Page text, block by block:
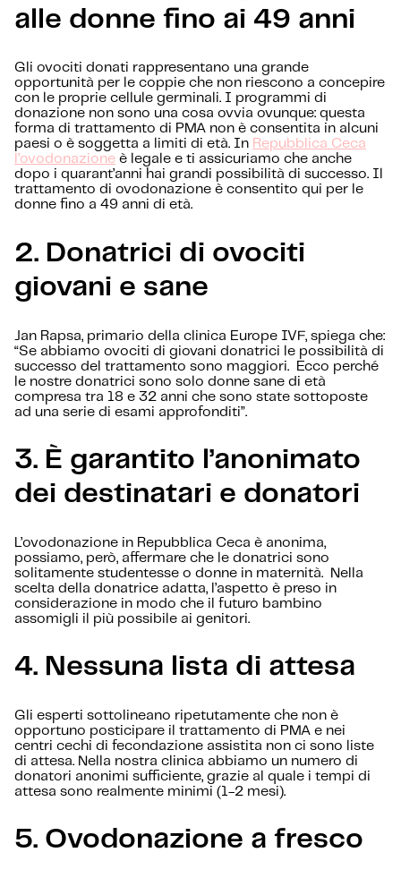
alle donne fino ai 49 anni
Gli ovociti donati rappresentano una grande
opportunità per le coppie che non riescono a concepire
con le proprie cellule germinali. I programmi di
donazione non sono una cosa ovvia ovunque: questa
forma di trattamento di PMA non è consentita in alcuni
paesi o è soggetta a limiti di età. In Repubblica Ceca
l’ovodonazione è legale e ti assicuriamo che anche
dopo i quarant’anni hai grandi possibilità di successo. Il
trattamento di ovodonazione è consentito qui per le
donne fino a 49 anni di età.
2. Donatrici di ovociti
giovani e sane
Jan Rapsa, primario della clinica Europe IVF, spiega che:
“Se abbiamo ovociti di giovani donatrici le possibilità di
successo del trattamento sono maggiori. Ecco perché
le nostre donatrici sono solo donne sane di età
compresa tra 18 e 32 anni che sono state sottoposte
ad una serie di esami approfonditi”.
3. È garantito l’anonimato
dei destinatari e donatori
L’ovodonazione in Repubblica Ceca è anonima,
possiamo, però, affermare che le donatrici sono
solitamente studentesse o donne in maternità. Nella
scelta della donatrice adatta, l’aspetto è preso in
considerazione in modo che il futuro bambino
assomigli il più possibile ai genitori.
4. Nessuna lista di attesa
Gli esperti sottolineano ripetutamente che non è
opportuno posticipare il trattamento di PMA e nei
centri cechi di fecondazione assistita non ci sono liste
di attesa. Nella nostra clinica abbiamo un numero di
donatori anonimi sufficiente, grazie al quale i tempi di
attesa sono realmente minimi (1-2 mesi).
5. Ovodonazione a fresco